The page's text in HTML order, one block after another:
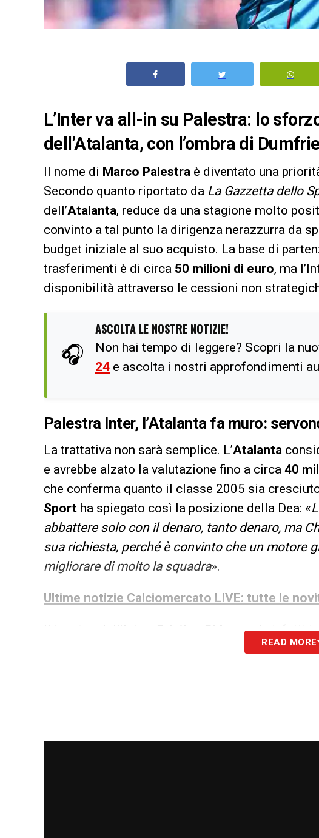
L’Inter va all-in su Palestra: lo
dell’Atalanta, con l’ombra di
Il nome di Marco Palestra è diventato una
Secondo quanto riportato da La Gazzetta dello
dell’Atalanta, reduce da una stagione molto
convinto a tal punto la dirigenza nerazzurra da
budget iniziale al suo acquisto. La base di
trasferimenti è di circa 50 milioni di euro, ma
disponibilità attraverso le cessioni non
🎧
ASCOLTA LE NOSTRE NOTIZIE!
Non hai tempo di leggere? Scopri la
24 e ascolta i nostri approfondimenti
Palestra Inter, l’Atalanta fa muro:
La trattativa non sarà semplice. L’Atalanta
e avrebbe alzato la valutazione fino a circa 40
che conferma quanto il classe 2005 sia
Sport ha spiegato così la posizione della Dea: «
abbattere solo con il denaro, tanto denaro, ma
sua richiesta, perché è convinto che un motore
migliorare di molto la squadra».
Ultime notizie Calciomercato LIVE: tutte le
, vede infatti
fisico per il presente e per il futuro. Un esterno
READ MORE